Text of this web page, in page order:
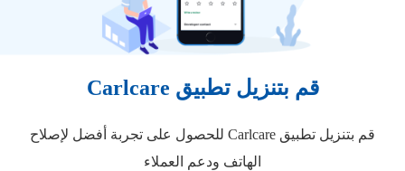
قم بتنزيل تطبيق Carlcare
قم بتنزيل تطبيق Carlcare للحصول على تجربة أفضل لإصلاح
الهاتف ودعم العملاء